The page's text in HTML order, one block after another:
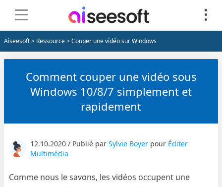
Aiseesoft> Ressource> Couper une vidéo sur Windows
Comment couper une vidéo sous
Windows 10/8/7 simplement et
rapidement
12.10.2020 / Publié parSylvie Boyer pour Éditer
Multimédia
Comme nous le savons, les vidéos occupent une